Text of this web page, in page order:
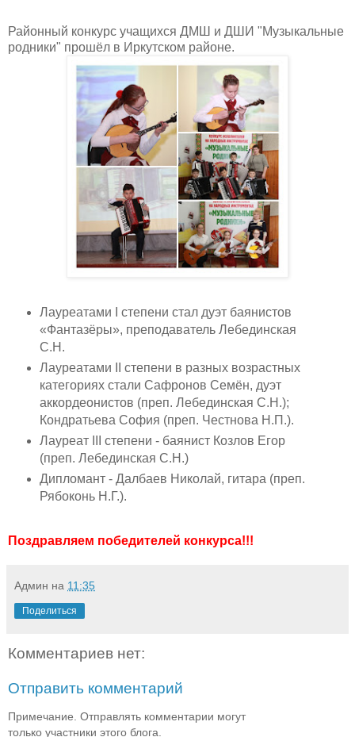
Районный конкурс учащихся ДМШ и ДШИ "Музыкальные
родники" прошёл в Иркутском районе.
Лауреатами I степени стал дуэт баянистов
«Фантазёры», преподаватель Лебединская
С.Н.
Лауреатами II степени в разных возрастных
категориях стали Сафронов Семён, дуэт
аккордеонистов (преп. Лебединская С.Н.);
Кондратьева София (преп. Честнова Н.П.).
Лауреат III степени - баянист Козлов Егор
(преп. Лебединская С.Н.)
Дипломант - Далбаев Николай, гитара (преп.
Рябоконь Н.Г.).
Поздравляем победителей конкурса!!!
Админ на 11:35
Поделиться
Комментариев нет:
Отправить комментарий
Примечание. Отправлять комментарии могут
только участники этого блога.